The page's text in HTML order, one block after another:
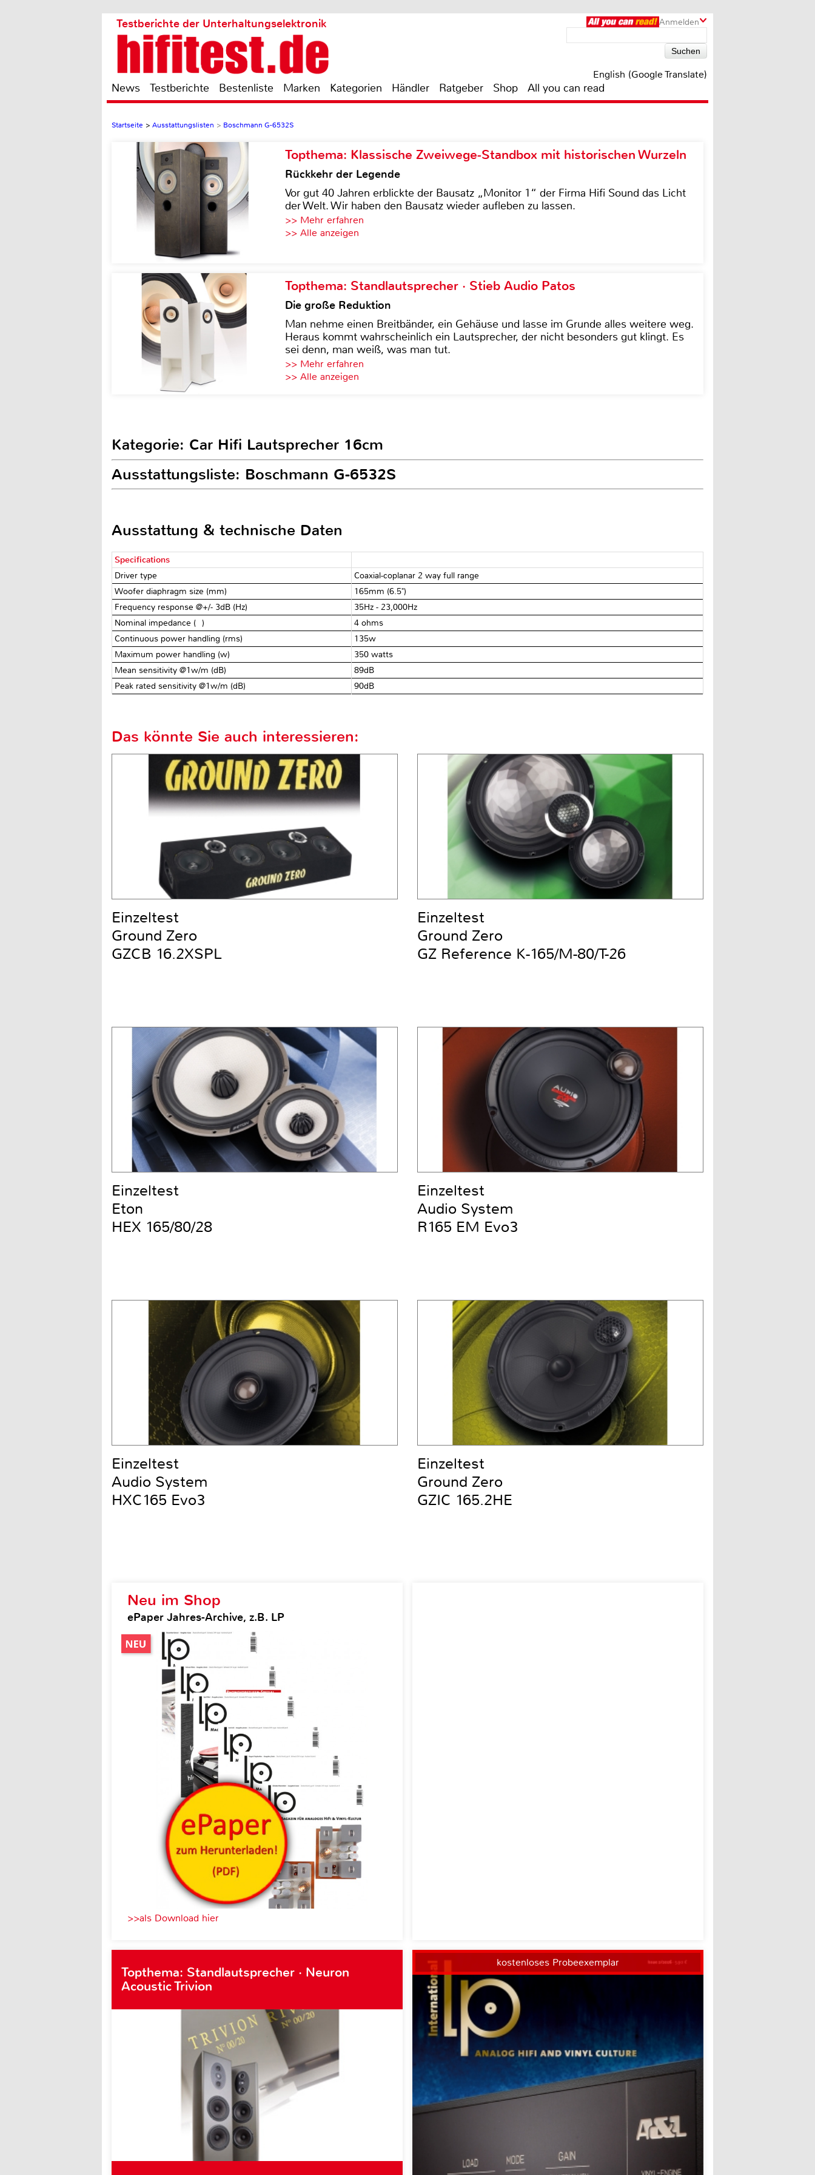
Anmelden
Testberichte der Unterhaltungselektronik
English (Google Translate)
News Testberichte Bestenliste Marken Kategorien Händler Ratgeber Shop All you can read
Startseite > Ausstattungslisten > Boschmann G-6532S
Topthema: Klassische Zweiwege-Standbox mit historischen Wurzeln
Rückkehr der Legende
Vor gut 40 Jahren erblickte der Bausatz „Monitor 1“ der Firma Hifi Sound das Licht
der Welt. Wir haben den Bausatz wieder aufleben zu lassen.
>> Mehr erfahren
>> Alle anzeigen
Topthema: Standlautsprecher · Stieb Audio Patos
Die große Reduktion
Man nehme einen Breitbänder, ein Gehäuse und lasse im Grunde alles weitere weg.
Heraus kommt wahrscheinlich ein Lautsprecher, der nicht besonders gut klingt. Es
sei denn, man weiß, was man tut.
>> Mehr erfahren
>> Alle anzeigen
Kategorie: Car Hifi Lautsprecher 16cm
Ausstattungsliste: Boschmann G-6532S
Ausstattung & technische Daten
Specifications
Driver type
Coaxial-coplanar 2 way full range
Woofer diaphragm size (mm)
165mm (6.5")
Frequency response @+/- 3dB (Hz)
35Hz - 23,000Hz
Nominal impedance (Ω)
4 ohms
Continuous power handling (rms)
135w
Maximum power handling (w)
350 watts
Mean sensitivity @1w/m (dB)
89dB
Peak rated sensitivity @1w/m (dB)
90dB
Neu im Shop
ePaper Jahres-Archive, z.B. LP
>>als Download hier
Topthema: Standlautsprecher · Neuron
Acoustic Trivion
kostenloses Probeexemplar
Das könnte Sie auch interessieren:
Einzeltest
Ground Zero
GZCB 16.2XSPL
Einzeltest
Ground Zero
GZ Reference K-165/M-80/T-26
Einzeltest
Eton
HEX 165/80/28
Einzeltest
Audio System
R165 EM Evo3
Einzeltest
Audio System
HXC165 Evo3
Einzeltest
Ground Zero
GZIC 165.2HE